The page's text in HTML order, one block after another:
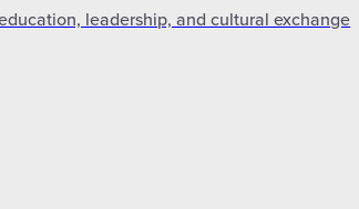
leadership, and cultural exchange